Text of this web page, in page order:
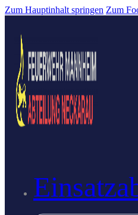
Zum Hauptinhalt springen Zum